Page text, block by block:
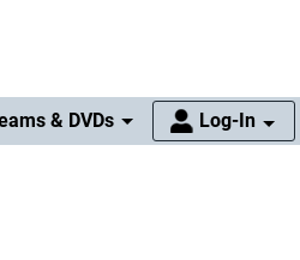
& DVDs Log-In